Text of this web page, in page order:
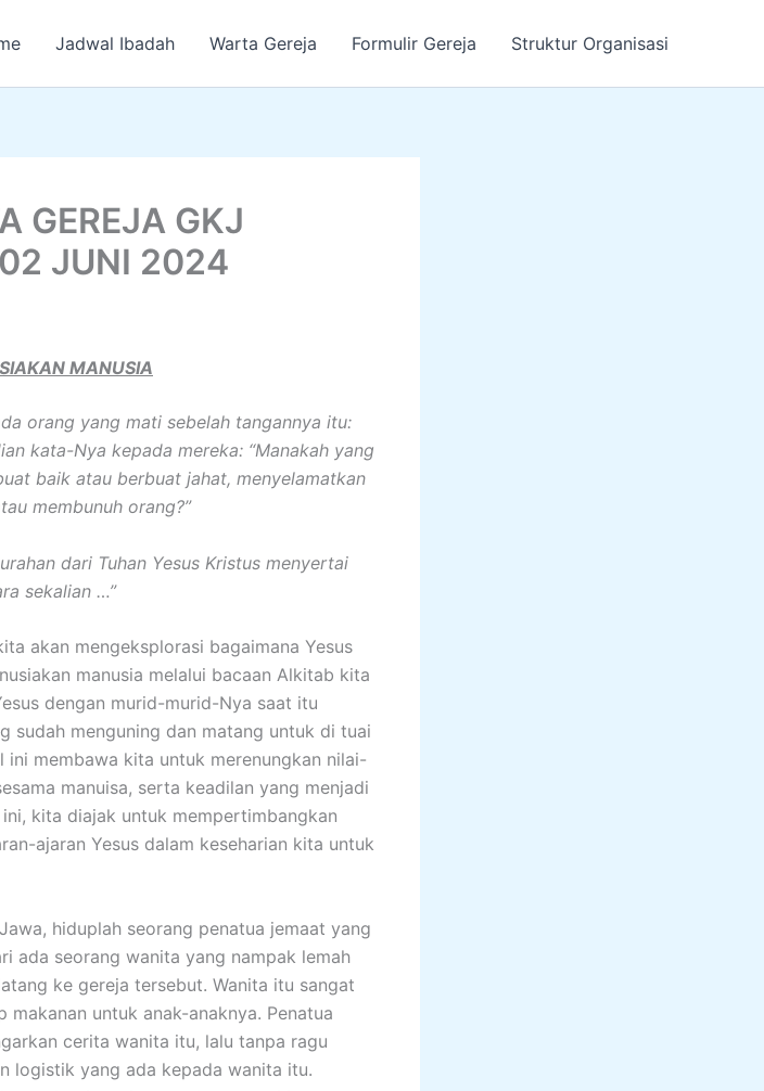
Jadwal Ibadah Warta Gereja Formulir Gereja Struktur Organisasi
GEREJA GKJ
JUNI 2024
MANUSIA
orang yang mati sebelah tangannya itu:
kata-Nya kepada mereka: “Manakah yang
baik atau berbuat jahat, menyelamatkan
membunuh orang?”
dari Tuhan Yesus Kristus menyertai
sekalian …”
mengeksplorasi bagaimana Yesus
manusia melalui bacaan Alkitab kita
dengan murid-murid-Nya saat itu
sudah menguning dan matang untuk di tuai
membawa kita untuk merenungkan nilai-
manuisa, serta keadilan yang menjadi
kita diajak untuk mempertimbangkan
ajaran Yesus dalam keseharian kita untuk
hiduplah seorang penatua jemaat yang
ada seorang wanita yang nampak lemah
ke gereja tersebut. Wanita itu sangat
untuk anak-anaknya. Penatua
cerita wanita itu, lalu tanpa ragu
logistik yang ada kepada wanita itu.